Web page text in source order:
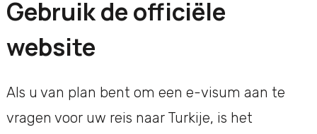
Gebruik de officiële
website
Als u van plan bent om een e-visum aan te
vragen voor uw reis naar Turkije, is het